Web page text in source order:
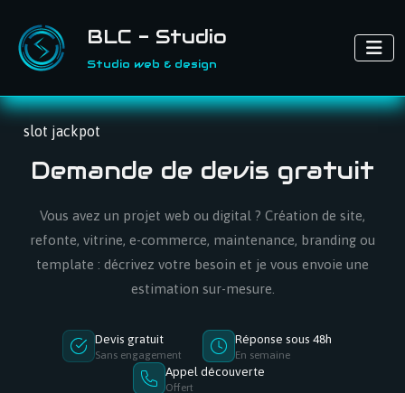
BLC - Studio
Studio web & design
slot jackpot
Demande de devis gratuit
Vous avez un projet web ou digital ? Création de site,
refonte, vitrine, e-commerce, maintenance, branding ou
template : décrivez votre besoin et je vous envoie une
estimation sur-mesure.
Devis gratuit
Sans engagement
Réponse sous 48h
En semaine
Appel découverte
Offert